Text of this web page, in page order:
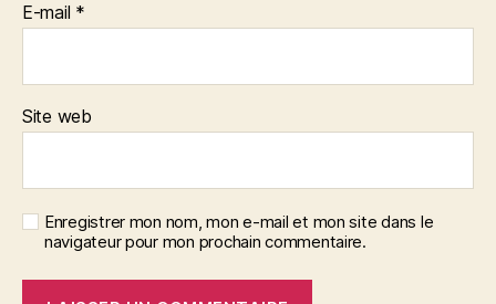
E-mail *
Site web
Enregistrer mon nom, mon e-mail et mon site dans le
navigateur pour mon prochain commentaire.